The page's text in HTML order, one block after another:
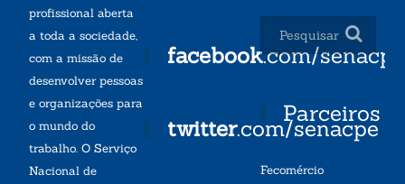
profissional aberta
a toda a sociedade,
com a missão de
desenvolver pessoas
e organizações para
o mundo do
trabalho. O Serviço
Nacional de
facebook.com/senacpe
twitter.com/senacpe
Parceiros
Fecomércio